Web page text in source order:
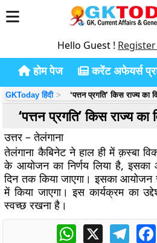
Hello Guest !
होम पेज करेंट अफेयर्स
GKToday हिंदी ‘पत्तन प्रगति’ किस राज्य का
‘पत्तन प्रगति’ किस राज्य
उत्तर – तेलंगाना
तेलंगाना कैबिनेट ने हाल ही में क़स्बा
के आयोजन का निर्णय लिया है,
दिन तक किया जाएगा। इसका आयोजन
में किया जाएगा। इस कार्यक्रम का
स्वच्छ रखना है।
WhatsApp
X